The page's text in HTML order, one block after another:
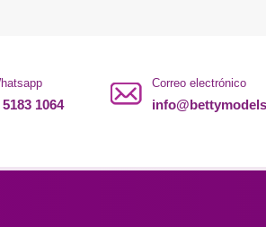
1064
Correo electrónico